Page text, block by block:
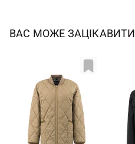
ВАС МОЖЕ ЗАЦІКАВИТИ